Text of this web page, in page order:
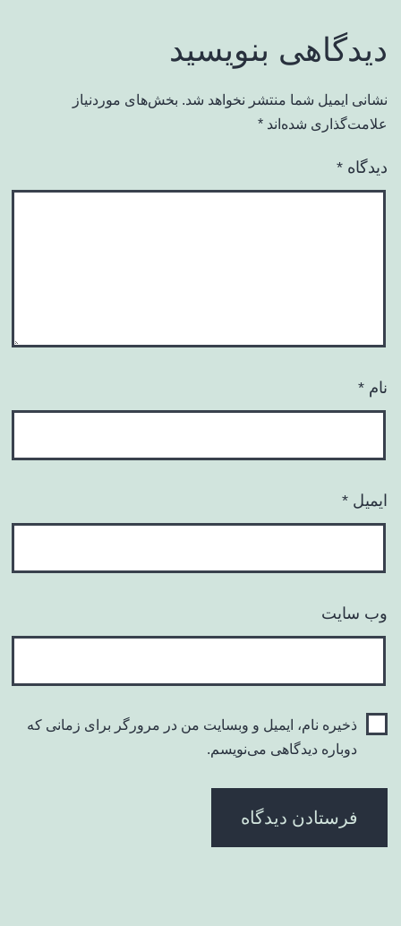
دیدگاهی بنویسید
نشانی ایمیل شما منتشر نخواهد شد. بخش‌های موردنیاز
علامت‌گذاری شده‌اند *
دیدگاه *
نام *
ایمیل *
وب‌ سایت
ذخیره نام، ایمیل و وبسایت من در مرورگر برای زمانی که
دوباره دیدگاهی می‌نویسم.